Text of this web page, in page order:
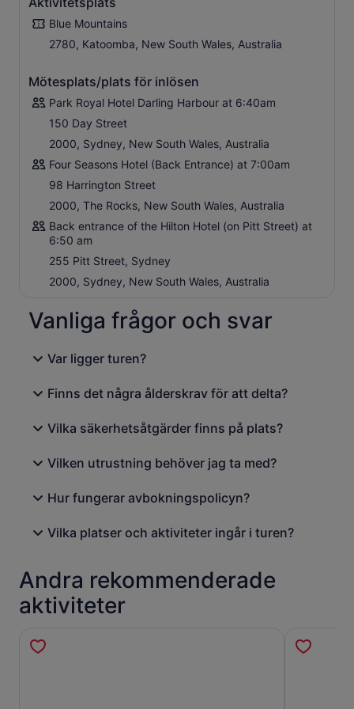
Sydneys operahus och avslutas vid Circular Quay.
Blue Mountains
2780, Katoomba, New South Wales, Australia
Mötesplats/plats för inlösen
Park Royal Hotel Darling Harbour at 6:40am
150 Day Street
2000, Sydney, New South Wales, Australia
Four Seasons Hotel (Back Entrance) at 7:00am
98 Harrington Street
2000, The Rocks, New South Wales, Australia
Back entrance of the Hilton Hotel (on Pitt Street) at
6:50 am
255 Pitt Street, Sydney
2000, Sydney, New South Wales, Australia
Vanliga frågor och svar
Var ligger turen?
Finns det några ålderskrav för att delta?
Vilka säkerhetsåtgärder finns på plats?
Vilken utrustning behöver jag ta med?
Hur fungerar avbokningspolicyn?
Vilka platser och aktiviteter ingår i turen?
Andra rekommenderade
aktiviteter